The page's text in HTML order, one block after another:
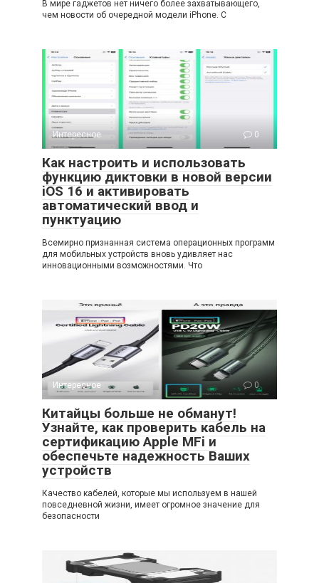
В мире гаджетов нет ничего более захватывающего,
чем новости об очередной модели iPhone. С
Интересное 0
Как настроить и использовать
функцию диктовки в новой версии
iOS 16 и активировать
автоматический ввод и
пунктуацию
Всемирно признанная система операционных программ
для мобильных устройств вновь удивляет нас
инновационными возможностями. Что
Интересное 0
Китайцы больше не обманут!
Узнайте, как проверить кабель на
сертификацию Apple MFi и
обеспечьте надежность Ваших
устройств
Качество кабелей, которые мы используем в нашей
повседневной жизни, имеет огромное значение для
безопасности